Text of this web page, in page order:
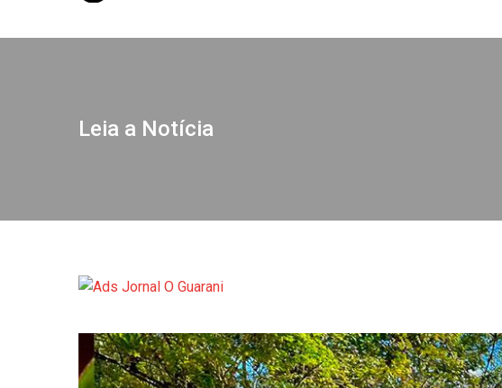
Leia a Notícia